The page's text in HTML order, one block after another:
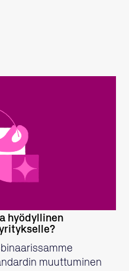
hyödyllinen
muuttuminen